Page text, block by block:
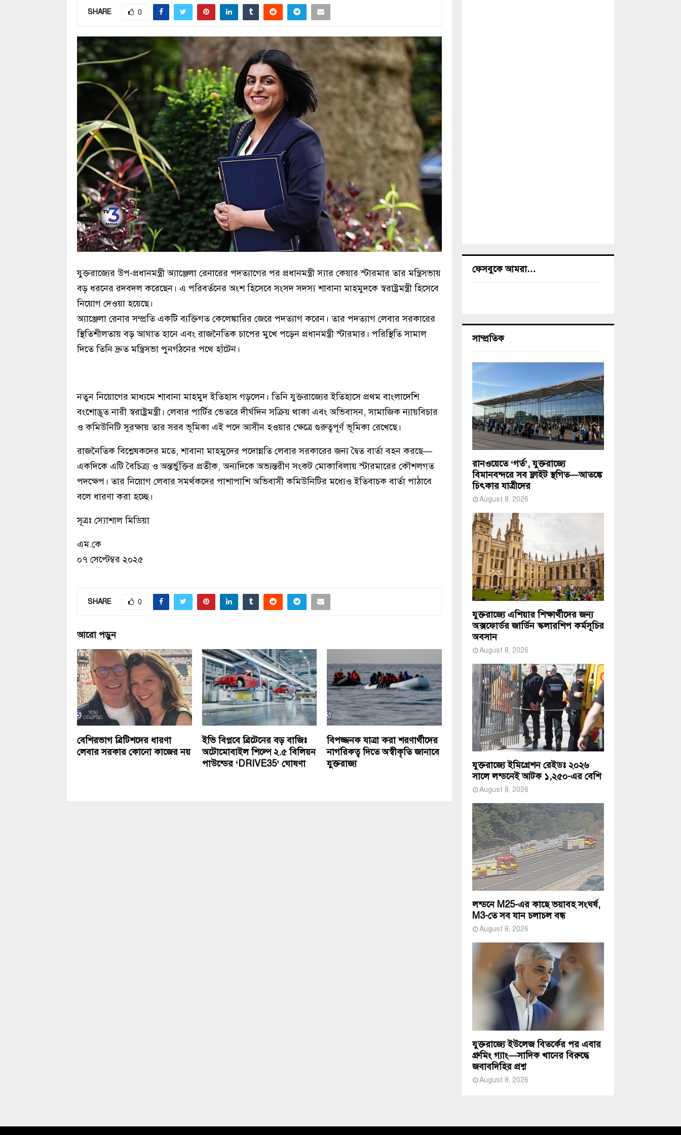
SHARE 0
যুক্তরাজ্যের উপ-প্রধানমন্ত্রী অ্যাঞ্জেলা রেনারের পদত্যাগের পর প্রধানমন্ত্রী স্যার কেয়ার স্টারমার তার মন্ত্রিসভায়
বড় ধরনের রদবদল করেছেন। এ পরিবর্তনের অংশ হিসেবে সংসদ সদস্য শাবানা মাহমুদকে স্বরাষ্ট্রমন্ত্রী হিসেবে
নিয়োগ দেওয়া হয়েছে।
অ্যাঞ্জেলা রেনার সম্প্রতি একটি ব্যক্তিগত কেলেঙ্কারির জেরে পদত্যাগ করেন। তার পদত্যাগ লেবার সরকারের
স্থিতিশীলতায় বড় আঘাত হানে এবং রাজনৈতিক চাপের মুখে পড়েন প্রধানমন্ত্রী স্টারমার। পরিস্থিতি সামাল
দিতে তিনি দ্রুত মন্ত্রিসভা পুনর্গঠনের পথে হাঁটেন।
নতুন নিয়োগের মাধ্যমে শাবানা মাহমুদ ইতিহাস গড়লেন। তিনি যুক্তরাজ্যের ইতিহাসে প্রথম বাংলাদেশি
বংশোদ্ভূত নারী স্বরাষ্ট্রমন্ত্রী। লেবার পার্টির ভেতরে দীর্ঘদিন সক্রিয় থাকা এবং অভিবাসন, সামাজিক ন্যায়বিচার
ও কমিউনিটি সুরক্ষায় তার সরব ভূমিকা এই পদে আসীন হওয়ার ক্ষেত্রে গুরুত্বপূর্ণ ভূমিকা রেখেছে।
রাজনৈতিক বিশ্লেষকদের মতে, শাবানা মাহমুদের পদোন্নতি লেবার সরকারের জন্য দ্বৈত বার্তা বহন করছে—
একদিকে এটি বৈচিত্র্য ও অন্তর্ভুক্তির প্রতীক, অন্যদিকে অভ্যন্তরীণ সংকট মোকাবিলায় স্টারমারের কৌশলগত
পদক্ষেপ। তার নিয়োগ লেবার সমর্থকদের পাশাপাশি অভিবাসী কমিউনিটির মধ্যেও ইতিবাচক বার্তা পাঠাবে
বলে ধারণা করা হচ্ছে।
সূত্রঃ স্যোশাল মিডিয়া
এম.কে
০৭ সেপ্টেম্বর ২০২৫
SHARE 0
আরো পড়ুন
বেশিরভাগ ব্রিটিশদের ধারণা
লেবার সরকার কোনো কাজের নয়
ইভি বিপ্লবে ব্রিটেনের বড় বাজিঃ
অটোমোবাইল শিল্পে ২.৫ বিলিয়ন
পাউন্ডের ‘DRIVE35’ ঘোষণা
বিপজ্জনক যাত্রা করা শরণার্থীদের
নাগরিকত্ব দিতে অস্বীকৃতি জানাবে
যুক্তরাজ্য
ফেসবুকে আমরা…
সাম্প্রতিক
রানওয়েতে ‘গর্ত’, যুক্তরাজ্যে
বিমানবন্দরে সব ফ্লাইট স্থগিত—আতঙ্কে
চিৎকার যাত্রীদের
August 8, 2026
যুক্তরাজ্যে এশিয়ার শিক্ষার্থীদের জন্য
অক্সফোর্ডর জার্ডিন স্কলারশিপ কর্মসূচির
অবসান
August 8, 2026
যুক্তরাজ্যে ইমিগ্রেশন রেইডঃ ২০২৬
সালে লন্ডনেই আটক ১,২৫০-এর বেশি
August 8, 2026
লন্ডনে M25-এর কাছে ভয়াবহ সংঘর্ষ,
M3-তে সব যান চলাচল বন্ধ
August 8, 2026
যুক্তরাজ্যে ইউলেজ বিতর্কের পর এবার
গ্রুমিং গ্যাং—সাদিক খানের বিরুদ্ধে
জবাবদিহির প্রশ্ন
August 8, 2026